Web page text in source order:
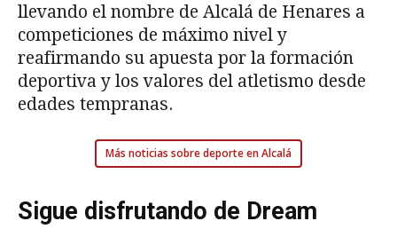
llevando el nombre de Alcalá de Henares a
competiciones de máximo nivel y
reafirmando su apuesta por la formación
deportiva y los valores del atletismo desde
edades tempranas.
Más noticias sobre deporte en Alcalá
Sigue disfrutando de Dream